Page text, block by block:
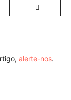
alerte-nos.